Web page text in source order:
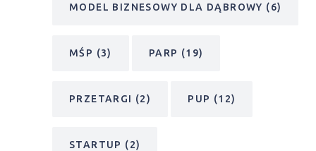
MODEL BIZNESOWY DLA DĄBROWY (6)
MŚP (3) PARP (19)
PRZETARGI (2) PUP (12)
STARTUP (2)